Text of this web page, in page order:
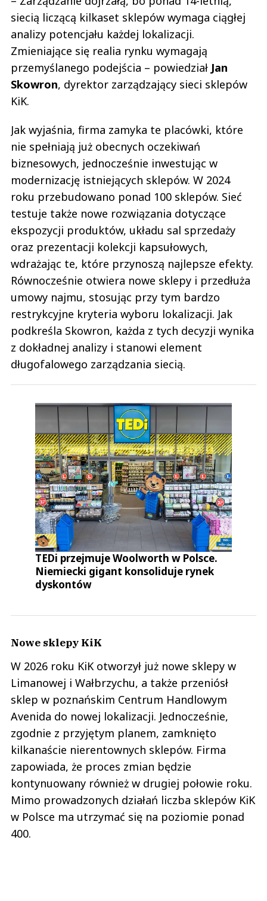
siecią liczącą kilkaset sklepów wymaga ciągłej
analizy potencjału każdej lokalizacji.
Zmieniające się realia rynku wymagają
przemyślanego podejścia – powiedział Jan
Skowron, dyrektor zarządzający sieci sklepów
KiK.
Jak wyjaśnia, firma zamyka te placówki, które
nie spełniają już obecnych oczekiwań
biznesowych, jednocześnie inwestując w
modernizację istniejących sklepów. W 2024
roku przebudowano ponad 100 sklepów. Sieć
testuje także nowe rozwiązania dotyczące
ekspozycji produktów, układu sal sprzedaży
oraz prezentacji kolekcji kapsułowych,
wdrażając te, które przynoszą najlepsze efekty.
Równocześnie otwiera nowe sklepy i przedłuża
umowy najmu, stosując przy tym bardzo
restrykcyjne kryteria wyboru lokalizacji. Jak
podkreśla Skowron, każda z tych decyzji wynika
z dokładnej analizy i stanowi element
długofalowego zarządzania siecią.
TEDi przejmuje Woolworth w Polsce.
Niemiecki gigant konsoliduje rynek
dyskontów
Nowe sklepy KiK
W 2026 roku KiK otworzył już nowe sklepy w
Limanowej i Wałbrzychu, a także przeniósł
sklep w poznańskim Centrum Handlowym
Avenida do nowej lokalizacji. Jednocześnie,
zgodnie z przyjętym planem, zamknięto
kilkanaście nierentownych sklepów. Firma
zapowiada, że proces zmian będzie
kontynuowany również w drugiej połowie roku.
Mimo prowadzonych działań liczba sklepów KiK
w Polsce ma utrzymać się na poziomie ponad
400.